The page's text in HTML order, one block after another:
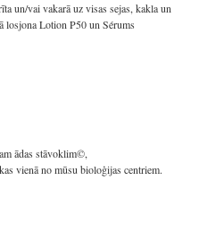
un/vai vakarā uz visas sejas, kakla un
losjona Lotion P50 un Sérums
ādas stāvoklim©,
vienā no mūsu bioloģijas centriem.